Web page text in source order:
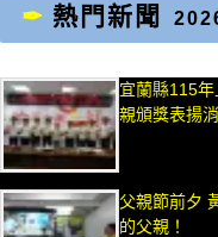
熱門新聞
宜蘭縣115
親頒獎表揚
父親節前夕
的父親！